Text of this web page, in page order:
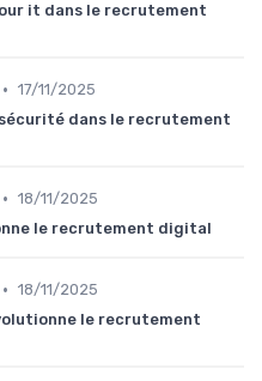
it dans le recrutement
• 17/11/2025
dans le recrutement
• 18/11/2025
le recrutement digital
• 18/11/2025
le recrutement